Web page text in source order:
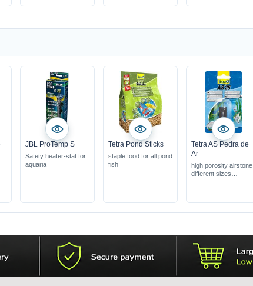
JBL ProTemp S
Safety heater-stat for
aquaria
Tetra Pond Sticks
staple food for all pond
fish
Tetra AS Pedra de
Ar
high porosity airstone
different sizes